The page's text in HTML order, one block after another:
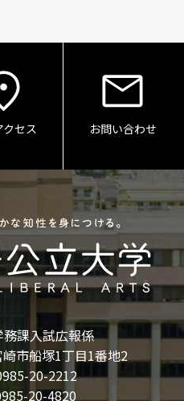
セス お問い合わせ
課入試広報係
市船塚1丁目1番地2
20-2212
20-4820